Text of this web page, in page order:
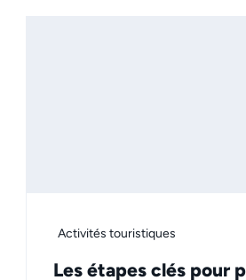
Activités touristiques
Les étapes clés pour